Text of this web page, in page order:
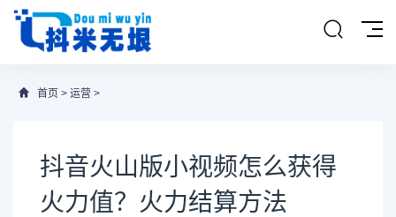
首页 > 运营 >
抖音火山版小视频怎么获得
火力值？火力结算方法